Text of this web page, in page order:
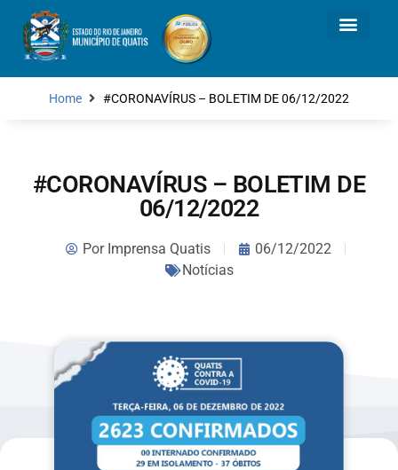
Home #CORONAVÍRUS – BOLETIM DE 06/12/2022
#CORONAVÍRUS – BOLETIM DE
06/12/2022
PorImprensa Quatis
06/12/2022
Notícias